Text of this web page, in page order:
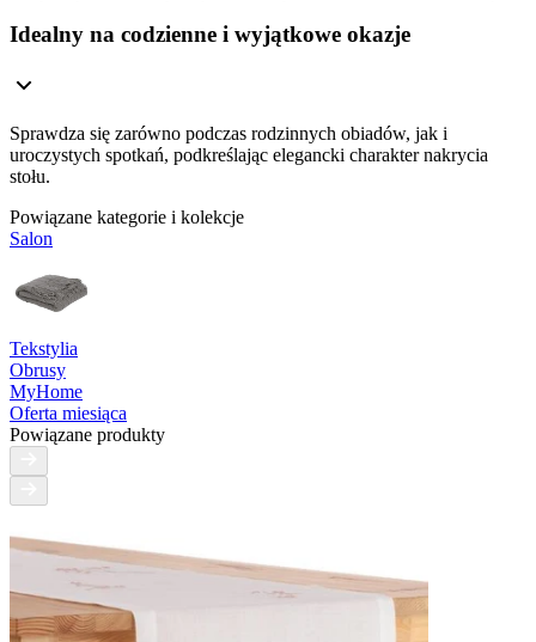
Idealny na codzienne i wyjątkowe okazje
Sprawdza się zarówno podczas rodzinnych obiadów, jak i
uroczystych spotkań, podkreślając elegancki charakter nakrycia
stołu.
Powiązane kategorie i kolekcje
Salon
Tekstylia
Obrusy
MyHome
Oferta miesiąca
Powiązane produkty